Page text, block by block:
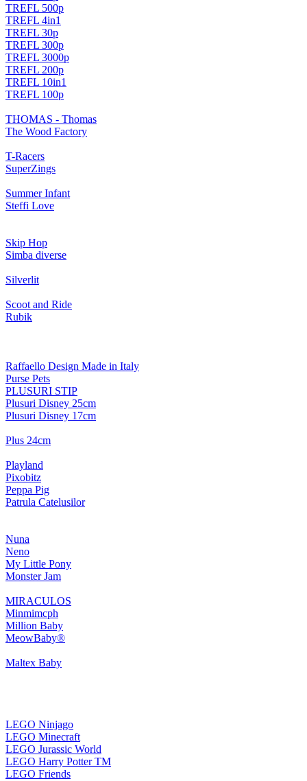
TREFL 500p
TREFL 4in1
TREFL 30p
TREFL 300p
TREFL 3000p
TREFL 200p
TREFL 10in1
TREFL 100p
THOMAS - Thomas
The Wood Factory
T-Racers
SuperZings
Summer Infant
Steffi Love
Skip Hop
Simba diverse
Silverlit
Scoot and Ride
Rubik
Raffaello Design Made in Italy
Purse Pets
PLUSURI STIP
Plusuri Disney 25cm
Plusuri Disney 17cm
Plus 24cm
Playland
Pixobitz
Peppa Pig
Patrula Catelusilor
Nuna
Neno
My Little Pony
Monster Jam
MIRACULOS
Minmimcph
Million Baby
MeowBaby®
Maltex Baby
LEGO Ninjago
LEGO Minecraft
LEGO Jurassic World
LEGO Harry Potter TM
LEGO Friends